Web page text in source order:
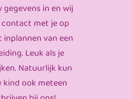
gegevens in en wij
met je op
van een
Leuk als je
Natuurlijk kun
kind ook meteen